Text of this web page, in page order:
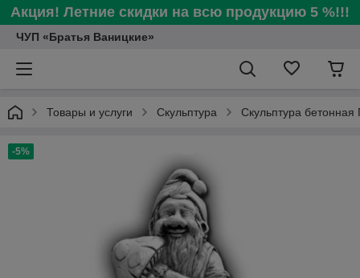
Акция! Летние скидки на всю продукцию 5 %!!!
ЧУП «Братья Ваницкие»
Товары и услуги Скульптура Скульптура
-5%